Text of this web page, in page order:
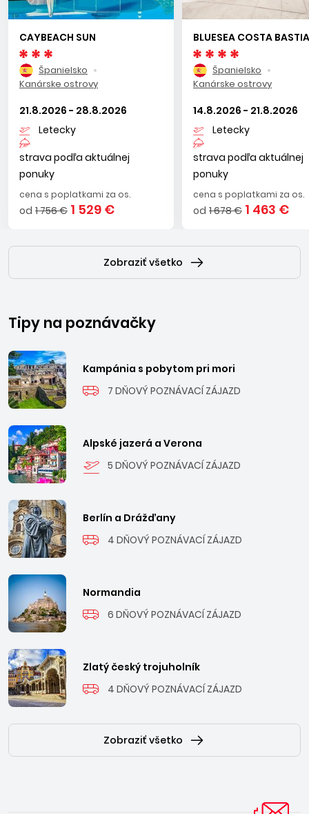
CAYBEACH SUN
Španielsko
Kanárske ostrovy
21.8.2026 - 28.8.2026
Letecky
strava podľa aktuálnej
ponuky
cena s poplatkami za os.
od 1 756 € 1 529 €
BLUESEA COSTA
Španielsko
Kanárske ostrovy
14.8.2026 - 21.8.2026
Letecky
strava podľa aktuálnej
ponuky
cena s poplatkami za os.
od 1 678 € 1 463 €
Zobraziť všetko
Tipy na poznávačky
Kampánia s pobytom pri mori
7 DŇOVÝ POZNÁVACÍ ZÁJAZD
Alpské jazerá a Verona
5 DŇOVÝ POZNÁVACÍ ZÁJAZD
Berlín a Drážďany
4 DŇOVÝ POZNÁVACÍ ZÁJAZD
Normandia
6 DŇOVÝ POZNÁVACÍ ZÁJAZD
Zlatý český trojuholník
4 DŇOVÝ POZNÁVACÍ ZÁJAZD
Zobraziť všetko